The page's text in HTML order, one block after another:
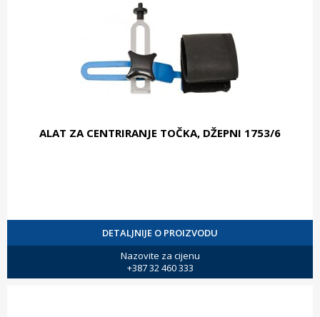
ALAT ZA CENTRIRANJE TOČKA, DŽEPNI 1753/6
DETALJNIJE O PROIZVODU
Nazovite za cijenu
+387 32 460 333